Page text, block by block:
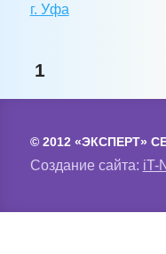
г. Уфа
1
© 2012 «ЭКСПЕРТ»
Создание сайта: iT-